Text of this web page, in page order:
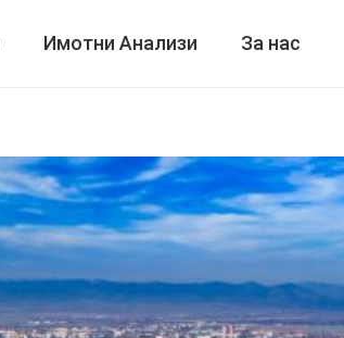
Имотни Анализи За нас